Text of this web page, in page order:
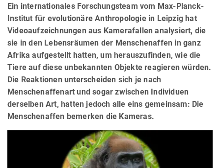
Ein internationales Forschungsteam vom Max-Planck-
Institut für evolutionäre Anthropologie in Leipzig hat
Videoaufzeichnungen aus Kamerafallen analysiert, die
sie in den Lebensräumen der Menschenaffen in ganz
Afrika aufgestellt hatten, um herauszufinden, wie die
Tiere auf diese unbekannten Objekte reagieren würden.
Die Reaktionen unterscheiden sich je nach
Menschenaffenart und sogar zwischen Individuen
derselben Art, hatten jedoch alle eins gemeinsam: Die
Menschenaffen bemerken die Kameras.